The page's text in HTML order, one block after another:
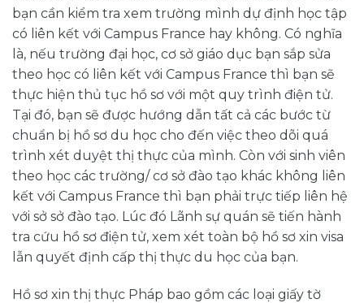
bạn cần kiểm tra xem trường mình dự định học tập
có liên kết với Campus France hay không. Có nghĩa
là, nếu trường đại học, cơ sở giáo dục bạn sắp sửa
theo học có liên kết với Campus France thì bạn sẽ
thực hiện thủ tục hồ sơ với một quy trình điện tử.
Tại đó, bạn sẽ được hướng dẫn tất cả các bước từ
chuẩn bị hồ sơ du học cho đến việc theo dõi quá
trình xét duyệt thị thực của mình. Còn với sinh viên
theo học các trường/ cơ sở đào tạo khác không liên
kết với Campus France thì bạn phải trực tiếp liên hệ
với sở sở đào tạo. Lúc đó Lãnh sự quán sẽ tiến hành
tra cứu hồ sơ điện tử, xem xét toàn bộ hồ sơ xin visa
lẫn quyết định cấp thị thực du học của bạn.
Hồ sơ xin thị thực Pháp bao gồm các loại giấy tờ